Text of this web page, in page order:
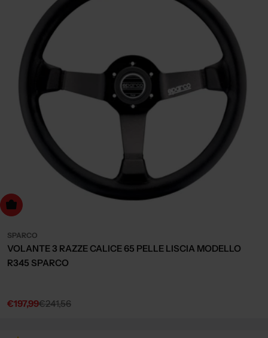
to cart
SPARCO
VOLANTE 3 RAZZE CALICE 65 PELLE LISCIA MODELLO
R345 SPARCO
Sale
€197,99
Regular€241,56